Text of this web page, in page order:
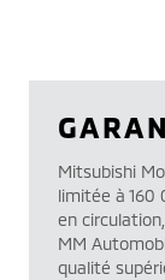
Mitsubishi
limitée à 160
en
MM
qualité